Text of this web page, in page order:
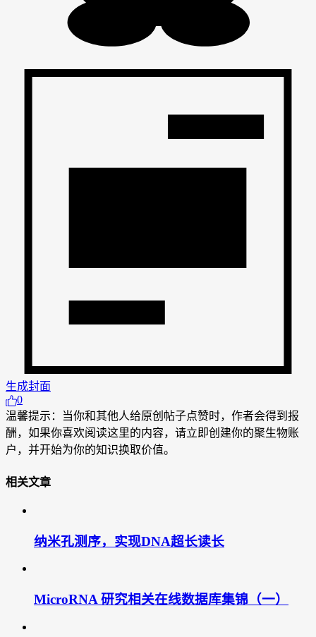
生成封面
0
温馨提示：当你和其他人给原创帖子点赞时，作者会得到报
酬，如果你喜欢阅读这里的内容，请立即创建你的聚生物账
户，并开始为你的知识换取价值。
相关文章
纳米孔测序，实现DNA超长读长
MicroRNA 研究相关在线数据库集锦（一）